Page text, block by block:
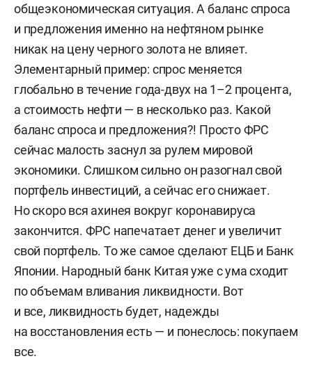
общеэкономическая ситуация. А баланс спроса
и предложения именно на нефтяном рынке
никак на цену черного золота не влияет.
Элементарный пример: спрос меняется
глобально в течение года-двух на 1–2 процента,
а стоимость нефти — в несколько раз. Какой
баланс спроса и предложения?! Просто ФРС
сейчас малость заснул за рулем мировой
экономики. Слишком сильно он разогнал свой
портфель инвестиций, а сейчас его снижает.
Но скоро вся ахинея вокруг коронавируса
закончится. ФРС напечатает денег и увеличит
свой портфель. То же самое сделают ЕЦБ и Банк
Японии. Народный банк Китая уже с ума сходит
по объемам вливания ликвидности. Вот
и все, ликвидность будет, надежды
на восстановления есть — и понеслось: покупаем
все.